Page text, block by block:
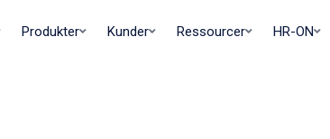
Produkter Kunder Ressourcer HR-ON